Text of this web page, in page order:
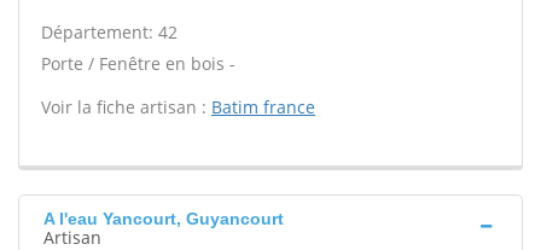
Département: 42
Porte / Fenêtre en bois -
Voir la fiche artisan : Batim france
A l'eau Yancourt, Guyancourt
Artisan